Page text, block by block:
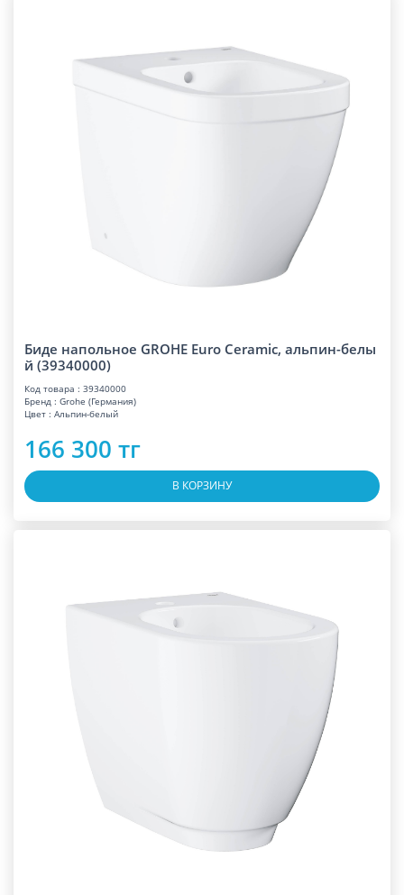
Биде напольное GROHE Euro Ceramic, альпин-белы
й (39340000)
Код товара : 39340000
Бренд : Grohe (Германия)
Цвет : Альпин-белый
166 300 тг
В КОРЗИНУ